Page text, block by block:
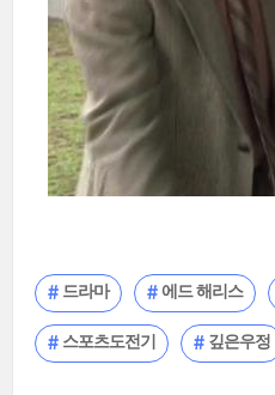
드라마 에드 해리스
스포츠도전기 깊은우정